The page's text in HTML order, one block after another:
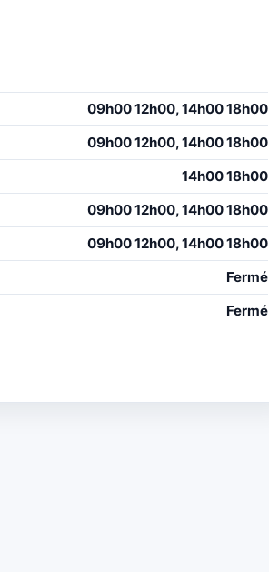
09h00 12h00, 14h00 18h00
09h00 12h00, 14h00 18h00
14h00 18h00
09h00 12h00, 14h00 18h00
09h00 12h00, 14h00 18h00
Fermé
Fermé